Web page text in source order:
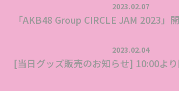
2023.02.07
「AKB48 Group CIRCLE JAM 2023」
2023.02.04
[当日グッズ販売のお知らせ] 10:00よ